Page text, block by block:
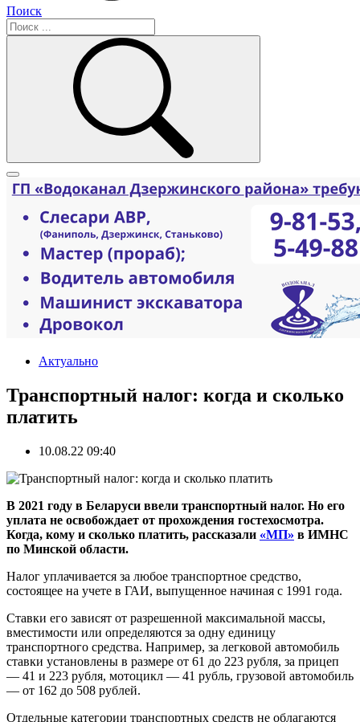
Поиск
Актуально
Транспортный налог: когда и сколько
платить
10.08.22 09:40
В 2021 году в Беларуси ввели транспортный налог. Но его
уплата не освобождает от прохождения гостехосмотра.
Когда, кому и сколько платить, рассказали «МП» в ИМНС
по Минской области.
Налог уплачивается за любое транспортное средство,
состоящее на учете в ГАИ, выпущенное начиная с 1991 года.
Ставки его зависят от разрешенной максимальной массы,
вместимости или определяются за одну единицу
транспортного средства. Например, за легковой автомобиль
ставки установлены в размере от 61 до 223 рубля, за прицеп
— 41 и 223 рубля, мотоцикл — 41 рубль, грузовой автомобиль
— от 162 до 508 рублей.
Отдельные категории транспортных средств не облагаются